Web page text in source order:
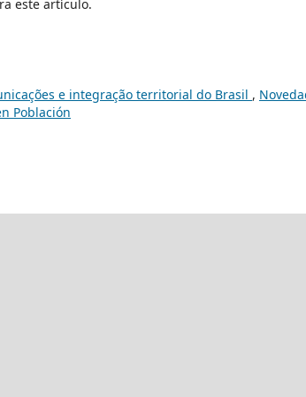
este artículo.
e integração territorial do Brasil ,
Población